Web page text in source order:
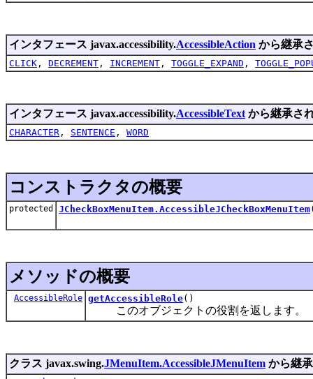
インタフェース javax.accessibility.AccessibleAction から継承
CLICK , DECREMENT , INCREMENT , TOGGLE_EXPAND ,
インタフェース javax.accessibility.AccessibleText から継承さ
CHARACTER , SENTENCE , WORD
コンストラクタの概要
protected JCheckBoxMenuItem.AccessibleJCheckBoxMenuItem
メソッドの概要
AccessibleRole getAccessibleRole()
このオブジェクトの役割を返します。
クラス javax.swing.JMenuItem.AccessibleJMenuItem から継